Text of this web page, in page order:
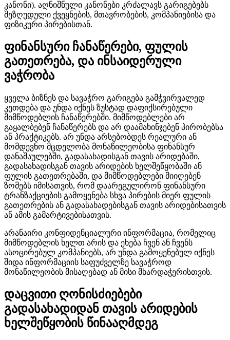
კანონი). აღნიშნული კანონები კრძალავს გარიგებებს
შეზღუდული ქვეყნების, მთავრობების, კომპანიებისა და
ფიზიკური პირებისთან.
ფინანსური ჩანაწერები, ფულის
გათეთრება, და ინსაიდერული
ვაჭრობა
ყველა ბიზნეს და სავაჭრო გარიგება გამჭვირვალედ
კეთდება და უნდა იქნეს ზუსტად დაფიქსირებული
მიმწოდებლის ჩანაწერებში. მიმწოდებლები არ
გაყალბებენ ჩანაწერებს და არ დაამახინჯებენ პირობებსა
ან პრაქტიკებს. არ უნდა არსებობდეს რეალური ან
მომდევნო მცდელობა მონაწილეობისა ფინანსურ
დანაშაულებში, გადასახადისგან თავის არიდებაში,
გადასახადისგან თავის არიდების ხელშეწყობაში ან
ფულის გათეთრებაში, და მიმწოდებლები მიიღებენ
ზომებს იმისათვის, რომ დაარეგულირონ ფინანსური
ტრანზაქციების გამოყენება სხვა პირების მიერ ფულის
გათეთრების ან გადასახადებისგან თავის არიდებისათვის
ან ამის გამარტივებისათვის.
არანაირი კონფიდენციალური ინფორმაცია, რომელიც
მიმწოდებლის ხელთ არის და ეხება ჩვენ ან ჩვენს
ასოცირებულ კომპანიებს, არ უნდა გამოყენებულ იქნეს
შიდა ინფორმაციის საფუძველზე სავაჭროდ
მონაწილეობის მისაღებად ან მისი მხარდაჭერისთვის.
დაცვითი ღონისძიებები
გადასახადიდან თავის არიდების
ხელშეწყობის წინააღმდეგ